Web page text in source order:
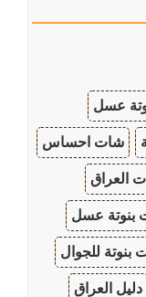
عسل
شات احساس
العراق
بنوتة عسل
بنوتة للجوال
دليل العراق